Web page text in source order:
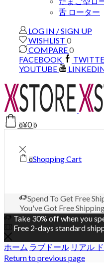
舌 ローター
LOG IN / SIGN UP
WISHLIST 0
COMPARE0
FACEBOOK
YOUTUBE
0¥0 0
0Shopping Cart
Spend To Get Free
You've Got Free
Take 30% off when you
Free 2-days standard
ホーム ラブドール リアル
Return to previous page